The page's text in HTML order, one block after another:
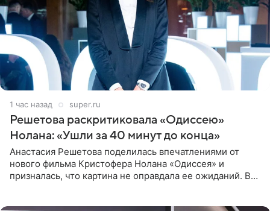
1 час назад super.ru
Решетова раскритиковала «Одиссею»
Нолана: «Ушли за 40 минут до конца»
Анастасия Решетова поделилась впечатлениями от
нового фильма Кристофера Нолана «Одиссея» и
призналась, что картина не оправдала ее ожиданий. В